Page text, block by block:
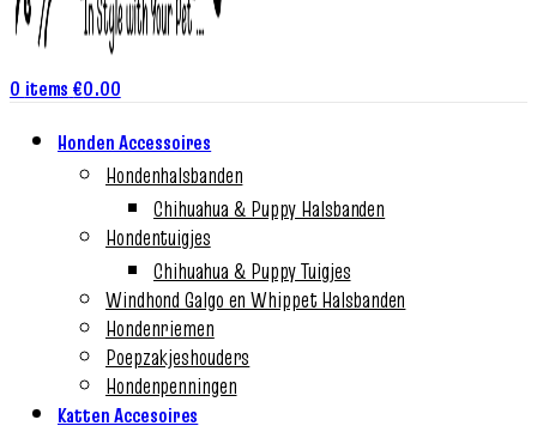
0 items €0.00
Honden Accessoires
Hondenhalsbanden
Chihuahua & Puppy Halsbanden
Hondentuigjes
Chihuahua & Puppy Tuigjes
Windhond Galgo en Whippet Halsbanden
Hondenriemen
Poepzakjeshouders
Hondenpenningen
Katten Accesoires